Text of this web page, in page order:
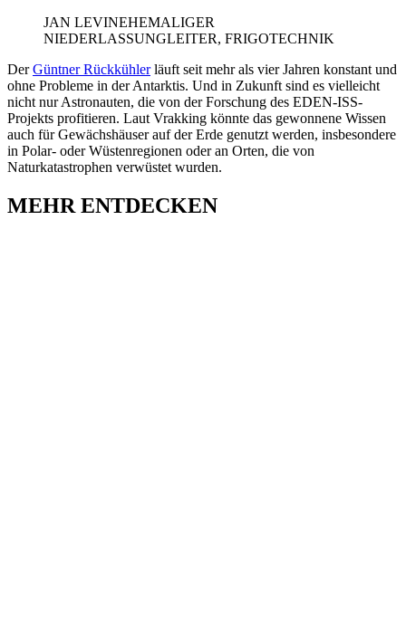
JAN LEVINEHEMALIGER
NIEDERLASSUNGLEITER, FRIGOTECHNIK
DerGüntner Rückkühlerläuft seit mehr als vier Jahren konstant und
ohne Probleme in der Antarktis. Und in Zukunft sind es vielleicht
nicht nur Astronauten, die von der Forschung des EDEN-ISS-
Projekts profitieren. Laut Vrakking könnte das gewonnene Wissen
auch für Gewächshäuser auf der Erde genutzt werden, insbesondere
in Polar- oder Wüstenregionen oder an Orten, die von
Naturkatastrophen verwüstet wurden.
MEHR ENTDECKEN